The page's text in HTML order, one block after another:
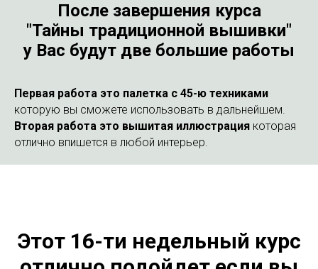
После завершения курса
"Тайны традиционной вышивки"
у Вас будут две большие работы
Первая работа это палетка с 45-ю техниками
которую вы сможете использовать в дальнейшем.
Вторая работа это вышитая иллюстрация которая
отлично впишется в любой интерьер.
Этот 16-ти недельный курс